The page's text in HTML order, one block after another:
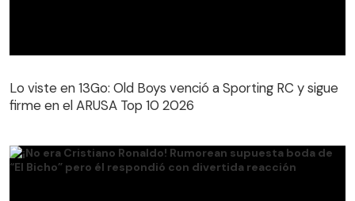
Lo viste en 13Go: Old Boys venció a Sporting RC y sigue
firme en el ARUSA Top 10 2026